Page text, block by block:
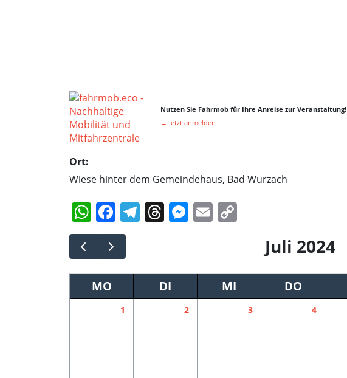
Nutzen Sie Fahrmob für Ihre Anreise zur Veranstaltung!
→ Jetzt anmelden
Ort:
Wiese hinter dem Gemeindehaus, Bad Wurzach
WhatsApp
Facebook
Telegram
Threads
Messenger
Email
Juli 2024
MO DI MI DO
1 2 3 4